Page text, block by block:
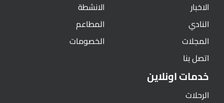
الاخبار
النادي
المجلات
اتصل بنا
الانشطة
المطاعم
الخصومات
خدمات اونلاين
الرحلات